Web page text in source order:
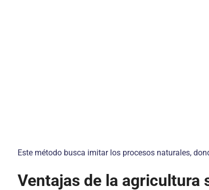
Este método busca imitar los procesos naturales,
Ventajas de la agricultura